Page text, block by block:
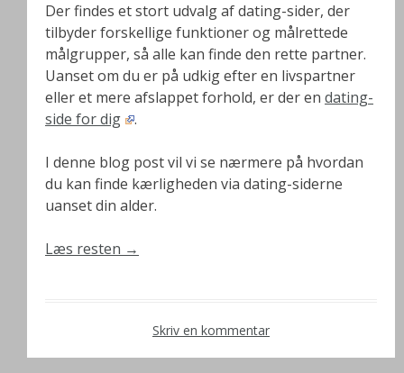
Der findes et stort udvalg af dating-sider, der
tilbyder forskellige funktioner og målrettede
målgrupper, så alle kan finde den rette partner.
Uanset om du er på udkig efter en livspartner
eller et mere afslappet forhold, er der en dating-
side for dig
.
I denne blog post vil vi se nærmere på hvordan
du kan finde kærligheden via dating-siderne
uanset din alder.
Læs resten →
Skriv en kommentar